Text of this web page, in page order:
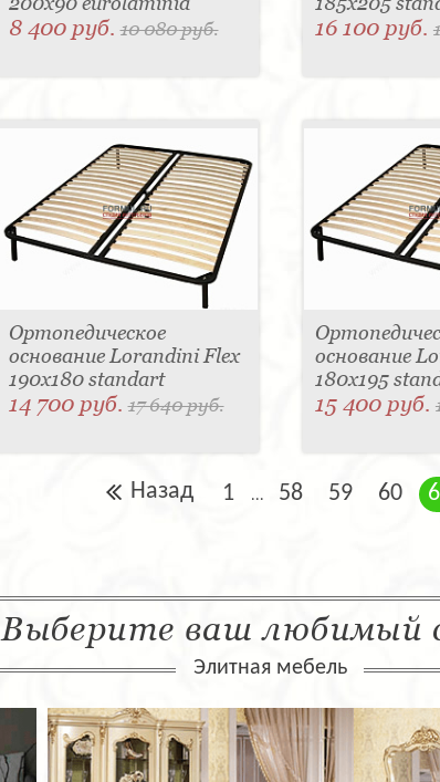
8 400 руб.10 080 руб. 16 100 руб.
Ортопедическое
основание Lorandini Flex
190x180 standart
14 700 руб.17 640 руб.
основание
180x195
15 400 руб.
Назад 1 ... 58 59 60
Выберите ваш любимый
Элитная мебель